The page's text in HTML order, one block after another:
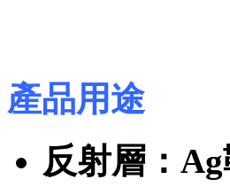
產品用途
反射層：